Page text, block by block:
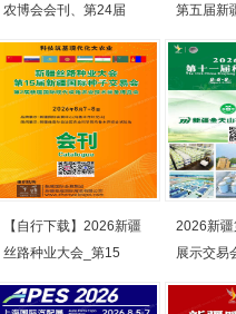
农博会会刊、第24届
第五届新
【自行下载】2026新疆
丝路种业大会_第15
2026新
展示交易